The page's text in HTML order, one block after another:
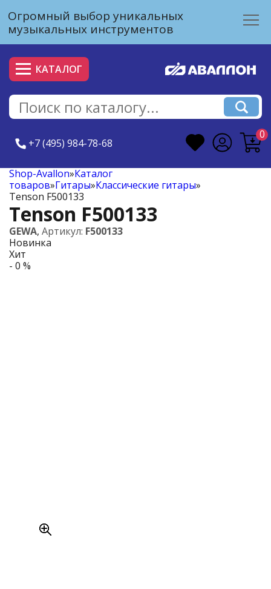
Огромный выбор уникальных
музыкальных инструментов
КАТАЛОГ
+7 (495) 984-78-68
0
Shop-Avallon»Каталог
товаров»Гитары»Классические гитары»
Tenson F500133
Tenson F500133
GEWA, Артикул: F500133
Новинка
Хит
- 0 %